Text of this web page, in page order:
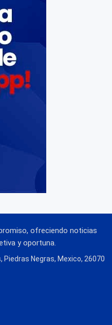
ofreciendo noticias
y oportuna.
Piedras Negras, Mexico, 26070